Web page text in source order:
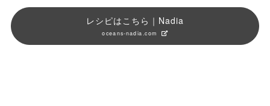
レシピはこちら｜Nadia
oceans-nadia.com